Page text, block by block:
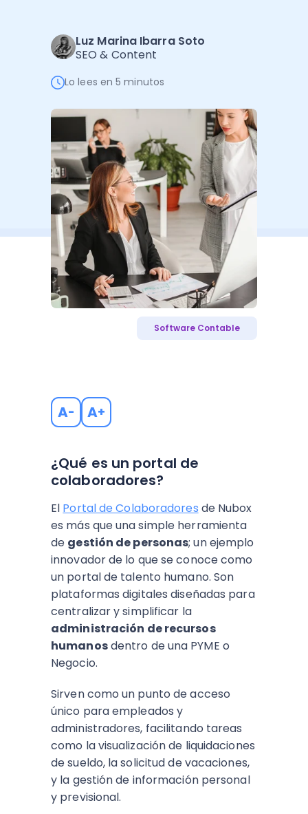
Ver todo
Ver Todo
Luz Marina Ibarra Soto
SEO & Content
Lo lees en 5 minutos
Software Contable
A- A+
¿Qué es un portal de
colaboradores?
El Portal de Colaboradores de Nubox
es más que una simple herramienta
de gestión de personas; un ejemplo
innovador de lo que se conoce como
un portal de talento humano. Son
plataformas digitales diseñadas para
centralizar y simplificar la
administración de recursos
humanosdentro de una PYME o
Negocio.
Sirven como un punto de acceso
único para empleados y
administradores, facilitando tareas
como la visualización de liquidaciones
de sueldo, la solicitud de vacaciones,
y la gestión de información personal
y previsional.